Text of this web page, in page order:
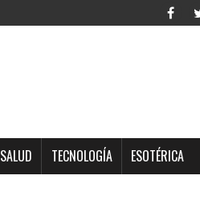
SALUD TECNOLOGÍA ESOTÉRICA